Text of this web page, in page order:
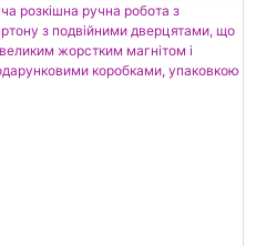
для оптового
Його виробляє
відома своїм